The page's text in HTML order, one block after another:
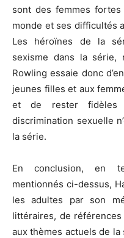
sont des femmes
monde et ses difficultés
Les héroïnes de la
sexisme dans la série,
Rowling essaie donc
jeunes filles et aux
et de rester fidèles
discrimination sexuelle
la série.
En conclusion, en
mentionnés ci-dessus,
les adultes par son
littéraires, de
aux thèmes actuels de